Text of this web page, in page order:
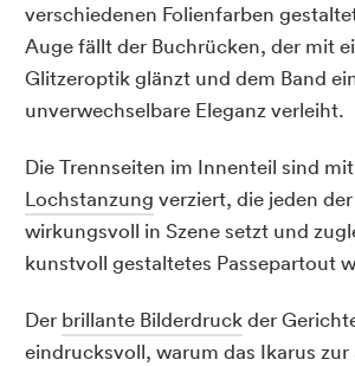
verschiedenen Folienfarben
Auge fällt der Buchrücken, der mit
Glitzeroptik glänzt und dem Band
unverwechselbare Eleganz verleiht.
Die Trennseiten im Innenteil sind
Lochstanzung verziert, die jeden
wirkungsvoll in Szene setzt und
kunstvoll gestaltetes Passepartout
Der brillante Bilderdruckder
eindrucksvoll, warum das Ikarus zur